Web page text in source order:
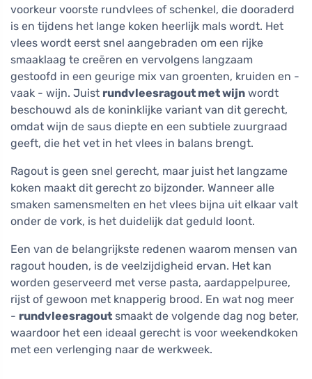
voorkeur voorste rundvlees of schenkel, die dooraderd
is en tijdens het lange koken heerlijk mals wordt. Het
vlees wordt eerst snel aangebraden om een rijke
smaaklaag te creëren en vervolgens langzaam
gestoofd in een geurige mix van groenten, kruiden en -
vaak - wijn. Juist rundvleesragout met wijn wordt
beschouwd als de koninklijke variant van dit gerecht,
omdat wijn de saus diepte en een subtiele zuurgraad
geeft, die het vet in het vlees in balans brengt.
Ragout is geen snel gerecht, maar juist het langzame
koken maakt dit gerecht zo bijzonder. Wanneer alle
smaken samensmelten en het vlees bijna uit elkaar valt
onder de vork, is het duidelijk dat geduld loont.
Een van de belangrijkste redenen waarom mensen van
ragout houden, is de veelzijdigheid ervan. Het kan
worden geserveerd met verse pasta, aardappelpuree,
rijst of gewoon met knapperig brood. En wat nog meer
- rundvleesragout smaakt de volgende dag nog beter,
waardoor het een ideaal gerecht is voor weekendkoken
met een verlenging naar de werkweek.